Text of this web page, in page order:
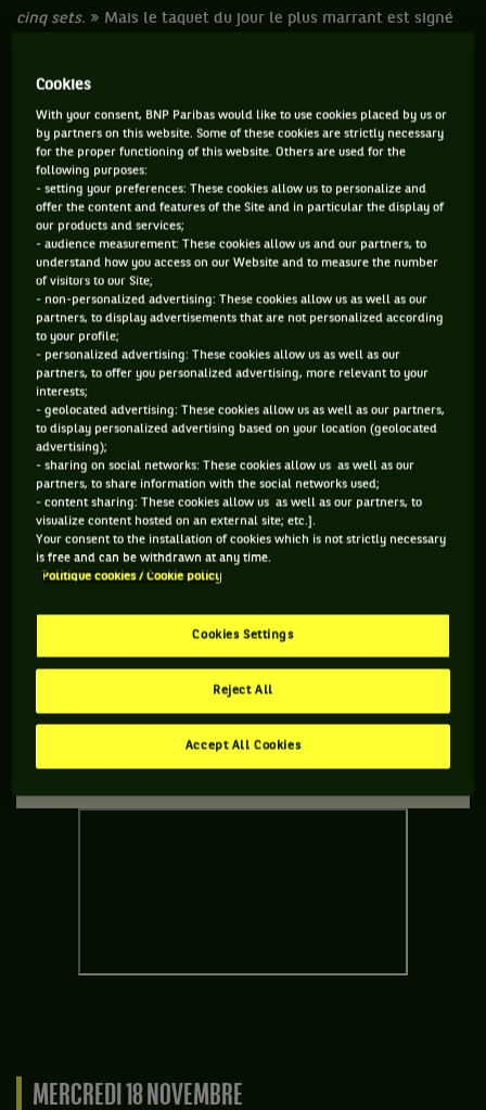
cinq sets. » Mais le taquet du jour le plus marrant est signé
s’amusant de son palmarès vierge en simple. Humour
sapins pour Noël pendant le confinement mais interdit la
vente des boules et guirlandes de Noël en magasin.
Vous devez accepter les cookies de type
"Réseaux sociaux" pour pouvoir accéder à ce
GÉRER MES PRÉFÉRENCES
MERCREDI 18 NOVEMBRE
Cookies
With your consent, BNP Paribas would like to use cookies placed by us or
by partners on this website. Some of these cookies are strictly necessary
for the proper functioning of this website. Others are used for the
following purposes:
- setting your preferences: These cookies allow us to personalize and
offer the content and features of the Site and in particular the display of
our products and services;
- audience measurement: These cookies allow us and our partners, to
understand how you access on our Website and to measure the number
of visitors to our Site;
- non-personalized advertising: These cookies allow us as well as our
partners, to display advertisements that are not personalized according
to your profile;
- personalized advertising: These cookies allow us as well as our
partners, to offer you personalized advertising, more relevant to your
interests;
- geolocated advertising: These cookies allow us as well as our partners,
to display personalized advertising based on your location (geolocated
advertising);
- sharing on social networks: These cookies allow us as well as our
partners, to share information with the social networks used;
- content sharing: These cookies allow us as well as our partners, to
visualize content hosted on an external site; etc.].
Your consent to the installation of cookies which is not strictly necessary
is free and can be withdrawn at any time.
Politique cookies / Cookie policy
Cookies Settings
Reject All
Accept All Cookies